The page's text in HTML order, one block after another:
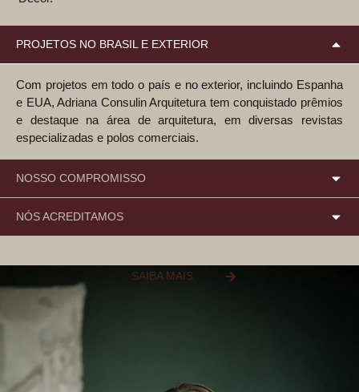
PROJETOS NO BRASIL E EXTERIOR
Com projetos em todo o país e no exterior, incluindo Espanha
e EUA, Adriana Consulin Arquitetura tem conquistado prêmios
e destaque na área de arquitetura, em diversas revistas
especializadas e polos comerciais.
NOSSO COMPROMISSO
NÓS ACREDITAMOS
SAIBA MAIS